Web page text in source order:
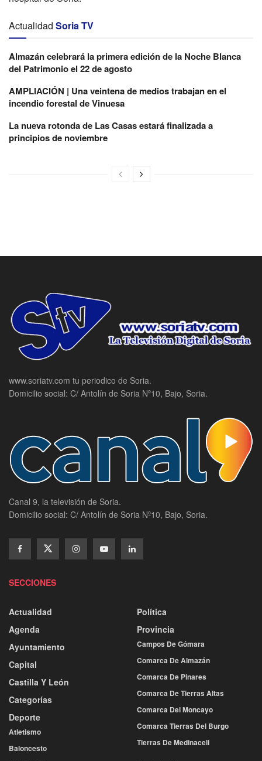
Actualidad Soria TV
Almazán celebrará la primera edición de la Noche Blanca
del Patrimonio el 22 de agosto
AMPLIACIÓN | Una veintena de medios trabajan en el
incendio forestal de Vinuesa
La nueva rotonda de Las Casas estará finalizada a
principios de noviembre
www.soriatv.com tu periodico de Soria.
Domicilio social: C/ Antolín de Soria Nº10, Bajo, Soria.
Canal 9, la televisión de Soria.
Domicilio social: C/ Antolín de Soria Nº10, Bajo, Soria.
SECCIONES
Actualidad
Agenda
Ayuntamiento
Capital
Castilla Y León
Categorías
Deporte
Atletismo
Baloncesto
Política
Provincia
Campos De Gómara
Comarca De Almazán
Comarca De Pinares
Comarca De Tierras Altas
Comarca Del Moncayo
Comarca Tierras Del Burgo
Tierras De Medinaceli